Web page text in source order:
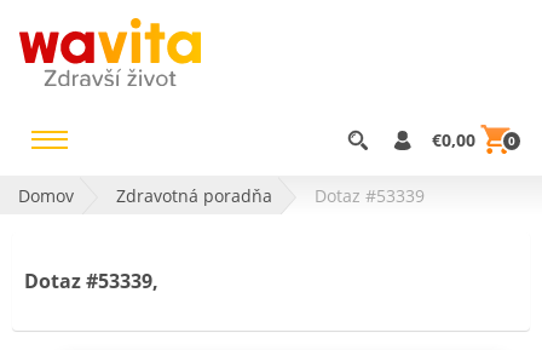
€0,00 0
Domov Zdravotná poradňa Dotaz #53339
Dotaz #53339,